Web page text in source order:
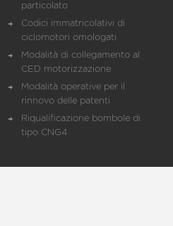
particolato
Codici immatricolativi di
ciclomotori omologati
Modalità di collegamento al
CED motorizzazione
Modalità operative per il
rinnovo delle patenti
Riqualificazione bombole di
tipo CNG4